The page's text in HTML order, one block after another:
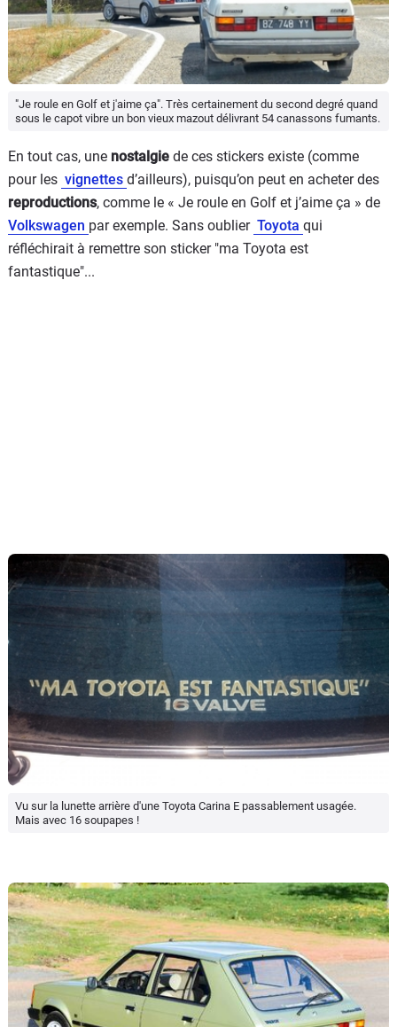
"Je roule en Golf et j'aime ça". Très certainement du second degré quand
sous le capot vibre un bon vieux mazout délivrant 54 canassons fumants.
En tout cas, une nostalgie de ces stickers existe (comme
pour les vignettes d’ailleurs), puisqu’on peut en acheter des
reproductions, comme le « Je roule en Golf et j’aime ça » de
Volkswagen par exemple. Sans oublier Toyota qui
réfléchirait à remettre son sticker "ma Toyota est
fantastique"...
Vu sur la lunette arrière d'une Toyota Carina E passablement usagée.
Mais avec 16 soupapes !